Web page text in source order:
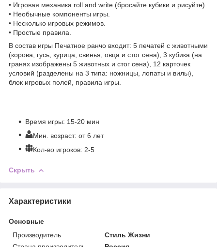
• Игровая механика roll and write (бросайте кубики и рисуйте).
• Необычные компоненты игры.
• Несколько игровых режимов.
• Простые правила.
В состав игры Печатное ранчо входит: 5 печатей с животными
(корова, гусь, курица, свинья, овца и стог сена), 3 кубика (на
гранях изображены 5 животных и стог сена), 12 карточек
условий (разделены на 3 типа: ножницы, лопаты и вилы),
блок игровых полей, правила игры.
Время игры: 15-20 мин
Мин. возраст: от 6 лет
Кол-во игроков: 2-5
Скрыть
Характеристики
Основные
Производитель
Стиль Жизни